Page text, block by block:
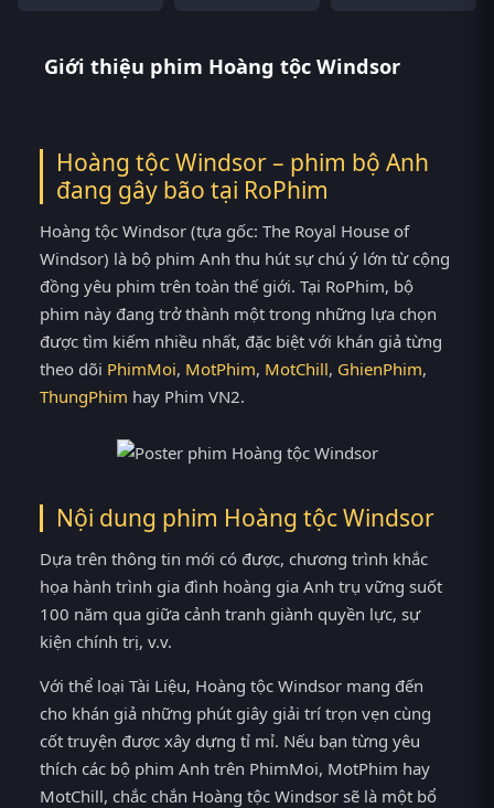
Giới thiệu phim Hoàng tộc Windsor
Hoàng tộc Windsor – phim bộ Anh
đang gây bão tại RoPhim
Hoàng tộc Windsor (tựa gốc: The Royal House of
Windsor) là bộ phim Anh thu hút sự chú ý lớn từ cộng
đồng yêu phim trên toàn thế giới. Tại RoPhim, bộ
phim này đang trở thành một trong những lựa chọn
được tìm kiếm nhiều nhất, đặc biệt với khán giả từng
theo dõi PhimMoi, MotPhim, MotChill, GhienPhim,
ThungPhim hay Phim VN2.
Nội dung phim Hoàng tộc Windsor
Dựa trên thông tin mới có được, chương trình khắc
họa hành trình gia đình hoàng gia Anh trụ vững suốt
100 năm qua giữa cảnh tranh giành quyền lực, sự
kiện chính trị, v.v.
Với thể loại Tài Liệu, Hoàng tộc Windsor mang đến
cho khán giả những phút giây giải trí trọn vẹn cùng
cốt truyện được xây dựng tỉ mỉ. Nếu bạn từng yêu
thích các bộ phim Anh trên PhimMoi, MotPhim hay
MotChill, chắc chắn Hoàng tộc Windsor sẽ là một bổ